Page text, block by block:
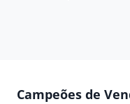
Campeões de